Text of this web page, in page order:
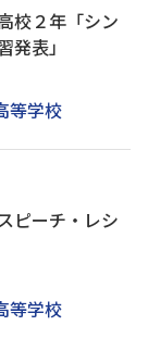
校２年「シン
表」
等学校
ピーチ・レシ
等学校